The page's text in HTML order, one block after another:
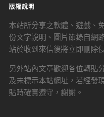
版權說明
本站所分享之軟體、遊戲、
份文字說明、圖片節錄自網
站於收到來信後將立即刪除
另外站內文章歡迎各位轉貼
及未標示本站網址，若經發
貼時確實遵守，謝謝。